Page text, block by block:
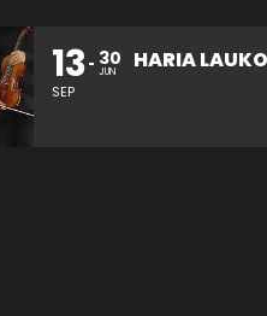
HARIA LAUKOTEA KONTZERTUA 26